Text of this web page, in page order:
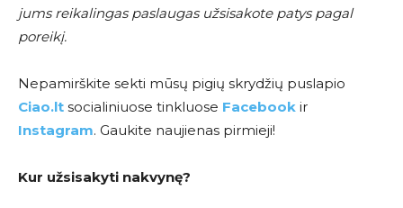
jums reikalingas paslaugas užsisakote patys pagal
poreikį.
Nepamirškite sekti mūsų pigių skrydžių puslapio
Ciao.lt socialiniuose tinkluose Facebook ir
Instagram. Gaukite naujienas pirmieji!
Kur užsisakyti nakvynę?